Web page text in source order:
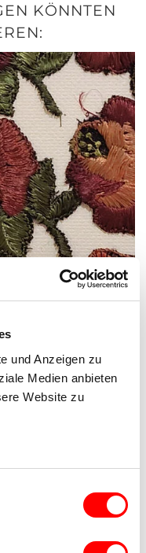
und Anzeigen zu
Medien anbieten
Website zu
KÖNNTEN